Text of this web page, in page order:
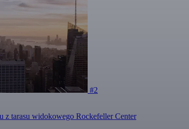
#2
z tarasu widokowego Rockefeller Center